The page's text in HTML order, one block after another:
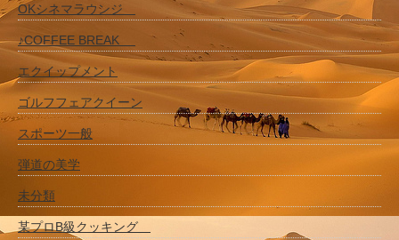
OKシネマラウンジ
♪COFFEE BREAK
エクイップメント
ゴルフフェアクイーン
スポーツ一般
弾道の美学
未分類
某プロB級クッキング